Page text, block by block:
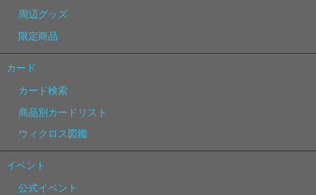
周辺グッズ
限定商品
カード
カード検索
商品別カードリスト
ウィクロス図鑑
イベント
公式イベント